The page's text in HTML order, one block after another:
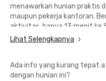
menawarkan hunian praktis
maupun pekerja kantoran.
aktivitas, hanya 13 menit ke
International University
menit ke PKN STAN, SGU,
Unit studio ini sudah fully
mandi dalam, serta dapur
Lihat Selengkapnya
Ada info yang kurang tepat
dengan hunian ini?